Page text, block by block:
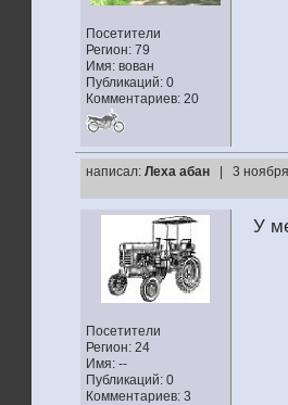
Посетители
Регион: 79
Имя: вован
Публикаций: 0
Комментариев: 20
написал: Леха абан | 3
Посетители
Регион: 24
Имя: --
Публикаций: 0
Комментариев: 3
У